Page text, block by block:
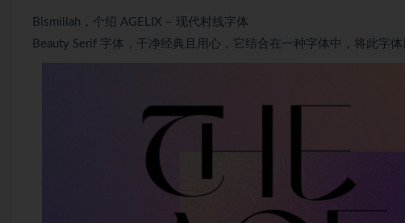
Bismillah，个绍 AGELIX – 现代村线字体
Beauty Serif 字体，干净经典且用心，它结合在一种字体中，将此字